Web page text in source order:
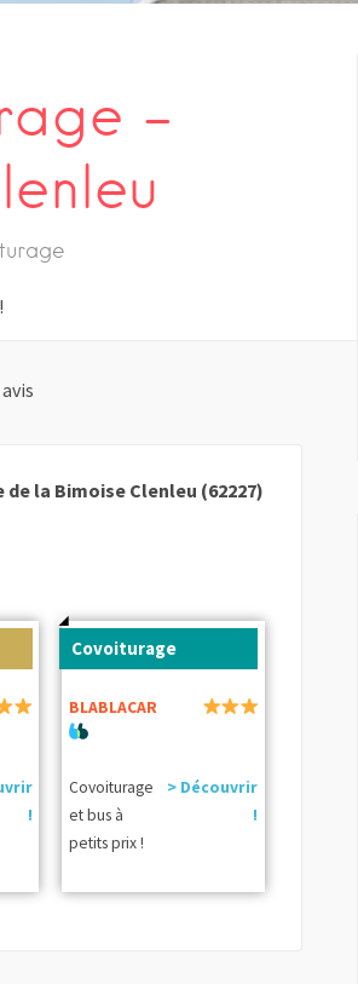
–
de la Bimoise Clenleu (62227)
!
Covoiturage
BLABLACAR
Covoiturage
et bus à
petits prix !
> Découvrir
!